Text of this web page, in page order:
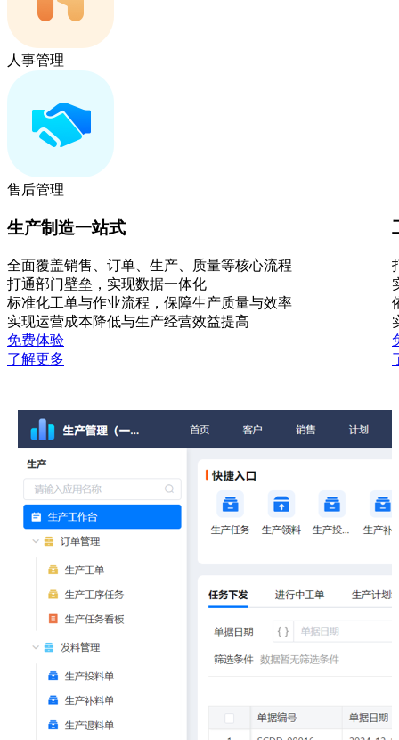
人事管理
售后管理
生产制造一站式
全面覆盖销售、订单、生产、质量等核心流程
打通部门壁垒，实现数据一体化
标准化工单与作业流程，保障生产质量与效率
实现运营成本降低与生产经营效益提高
免费体验
了解更多